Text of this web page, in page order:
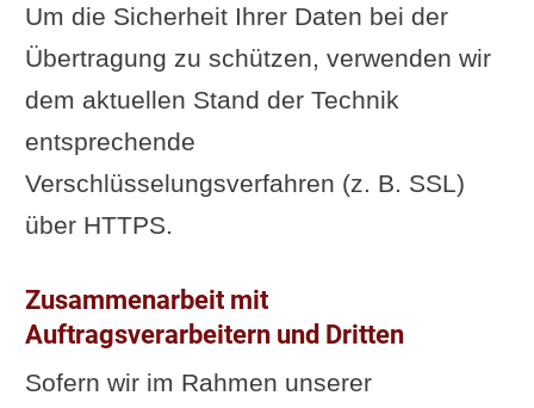
Um die Sicherheit Ihrer Daten bei der
Übertragung zu schützen, verwenden wir
dem aktuellen Stand der Technik
entsprechende
Verschlüsselungsverfahren (z. B. SSL)
über HTTPS.
Zusammenarbeit mit
Auftragsverarbeitern und Dritten
Sofern wir im Rahmen unserer